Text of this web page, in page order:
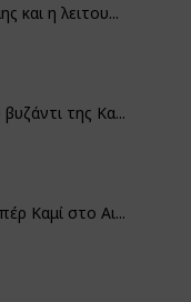
και η λειτου...
της Κα...
Καμί στο Αι...